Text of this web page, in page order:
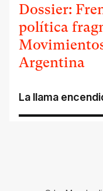
Dossier:
política
Argentina
La llama